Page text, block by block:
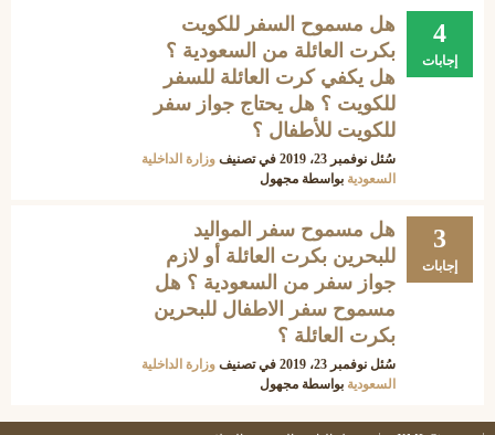
4
إجابات
هل مسموح السفر للكويت
بكرت العائلة من السعودية ؟
هل يكفي كرت العائلة للسفر
للكويت ؟ هل يحتاج جواز سفر
للكويت للأطفال ؟
سُئل نوفمبر 23، 2019 في تصنيف وزارة الداخلية
السعودية بواسطة مجهول
3
إجابات
هل مسموح سفر المواليد
للبحرين بكرت العائلة أو لازم
جواز سفر من السعودية ؟ هل
مسموح سفر الاطفال للبحرين
بكرت العائلة ؟
سُئل نوفمبر 23، 2019 في تصنيف وزارة الداخلية
السعودية بواسطة مجهول